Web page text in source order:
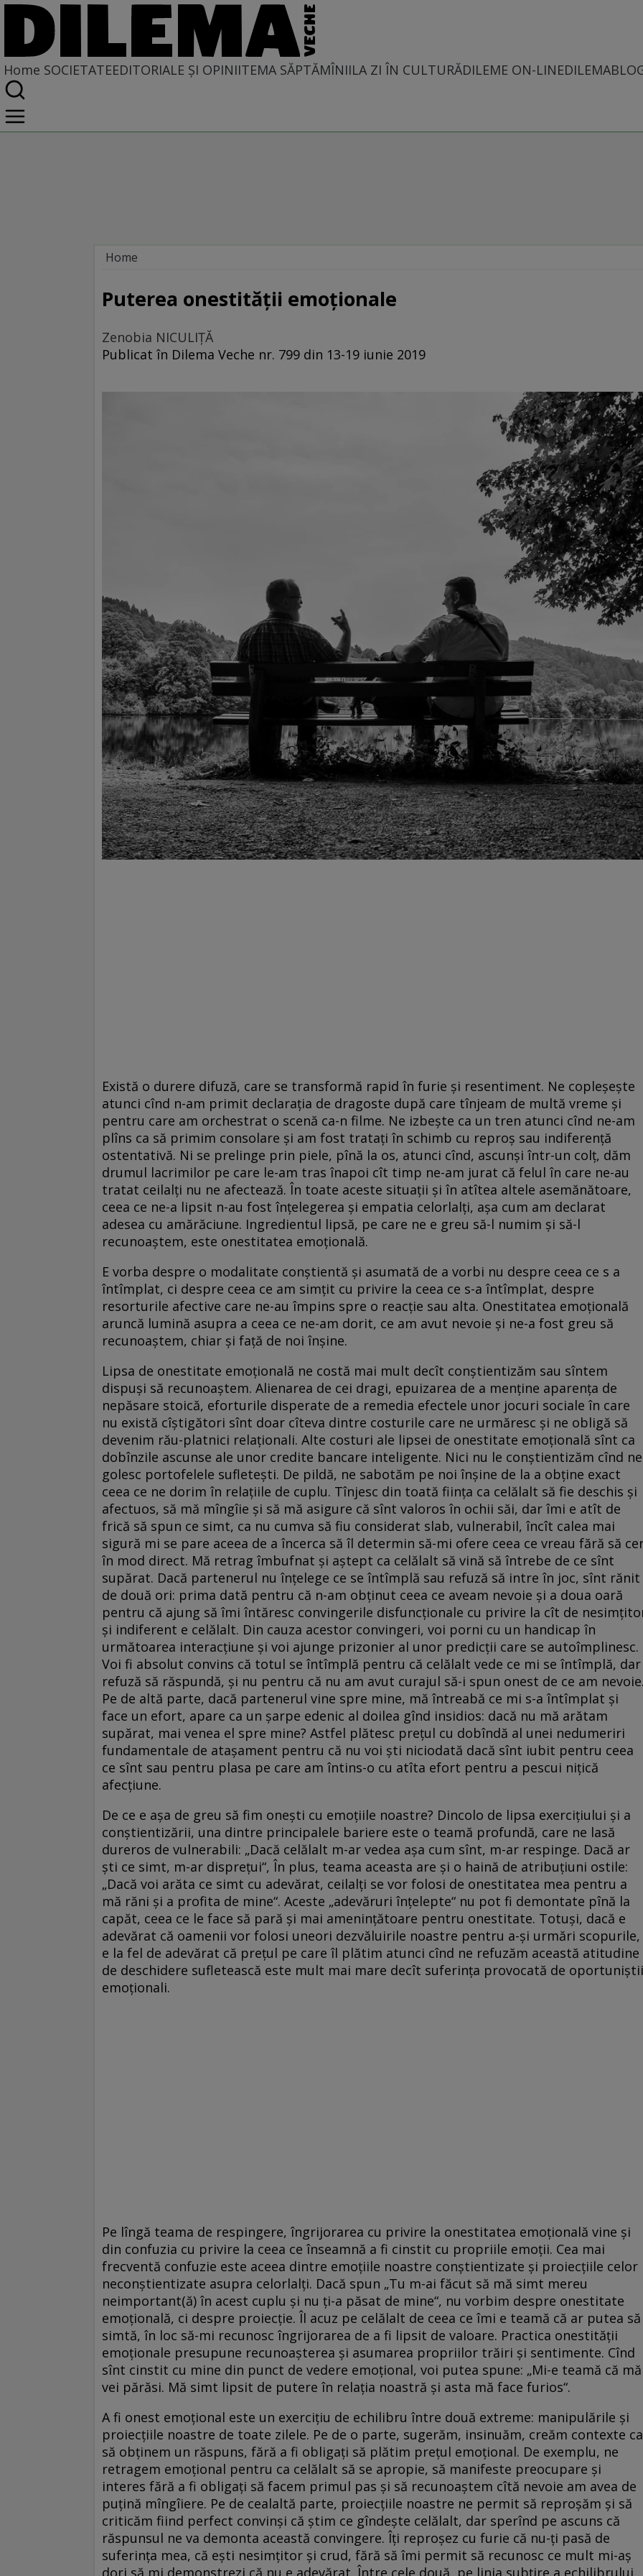
Home SOCIETATEEDITORIALE ȘI OPINIITEMA SĂPTĂMÎNIILA ZI ÎN CULTURĂDILEME ON-LINE
Home
Puterea onestității emoționale
Zenobia NICULIŢĂ
Publicat în Dilema Veche nr. 799 din 13-19 iunie 2019
Există o durere difuză, care se transformă rapid în furie și resentiment. Ne copleșește
atunci cînd n-am primit declarația de dragoste după care tînjeam de multă vreme și
pentru care am orchestrat o scenă ca-n filme. Ne izbește ca un tren atunci cînd ne-am
plîns ca să primim consolare și am fost tratați în schimb cu reproș sau indiferență
ostentativă. Ni se prelinge prin piele, pînă la os, atunci cînd, ascunși într-un colț, dăm
drumul lacrimilor pe care le-am tras înapoi cît timp ne-am jurat că felul în care ne-au
tratat ceilalți nu ne afectează. În toate aceste situații și în atîtea altele asemănătoare,
ceea ce ne-a lipsit n-au fost înțelegerea și empatia celorlalți, așa cum am declarat
adesea cu amărăciune. Ingredientul lipsă, pe care ne e greu să-l numim și să-l
recunoaștem, este onestitatea emoțională.
E vorba despre o modalitate conștientă și asumată de a vorbi nu despre ceea ce s a
întîmplat, ci despre ceea ce am simțit cu privire la ceea ce s-a întîmplat, despre
resorturile afective care ne-au împins spre o reacție sau alta. Onestitatea emoțională
aruncă lumină asupra a ceea ce ne-am dorit, ce am avut nevoie și ne-a fost greu să
recunoaștem, chiar și față de noi înșine.
Lipsa de onestitate emoțională ne costă mai mult decît conștientizăm sau sîntem
dispuși să recunoaștem. Alienarea de cei dragi, epuizarea de a menține aparența de
nepăsare stoică, eforturile disperate de a remedia efectele unor jocuri sociale în care
nu există cîștigători sînt doar cîteva dintre costurile care ne urmăresc și ne obligă să
devenim rău-platnici relaționali. Alte costuri ale lipsei de onestitate emoțională sînt ca
dobînzile ascunse ale unor credite bancare inteligente. Nici nu le conștientizăm cînd ne
golesc portofelele sufletești. De pildă, ne sabotăm pe noi înșine de la a obține exact
ceea ce ne dorim în relațiile de cuplu. Tînjesc din toată ființa ca celălalt să fie deschis și
afectuos, să mă mîngîie și să mă asigure că sînt valoros în ochii săi, dar îmi e atît de
frică să spun ce simt, ca nu cumva să fiu considerat slab, vulnerabil, încît calea mai
sigură mi se pare aceea de a încerca să îl determin să-mi ofere ceea ce vreau fără să
în mod direct. Mă retrag îmbufnat și aștept ca celălalt să vină să întrebe de ce sînt
supărat. Dacă partenerul nu înțelege ce se întîmplă sau refuză să intre în joc, sînt rănit
de două ori: prima dată pentru că n-am obținut ceea ce aveam nevoie și a doua oară
pentru că ajung să îmi întăresc convingerile disfuncționale cu privire la cît de
și indiferent e celălalt. Din cauza acestor convingeri, voi porni cu un handicap în
următoarea interacțiune și voi ajunge prizonier al unor predicții care se autoîmplinesc.
Voi fi absolut convins că totul se întîmplă pentru că celălalt vede ce mi se întîmplă, dar
refuză să răspundă, și nu pentru că nu am avut curajul să-i spun onest de ce am
Pe de altă parte, dacă partenerul vine spre mine, mă întreabă ce mi s-a întîmplat și
face un efort, apare ca un șarpe edenic al doilea gînd insidios: dacă nu mă arătam
supărat, mai venea el spre mine? Astfel plătesc prețul cu dobîndă al unei nedumeriri
fundamentale de atașament pentru că nu voi ști niciodată dacă sînt iubit pentru ceea
ce sînt sau pentru plasa pe care am întins-o cu atîta efort pentru a pescui nițică
afecțiune.
De ce e așa de greu să fim onești cu emoțiile noastre? Dincolo de lipsa exercițiului și a
conștientizării, una dintre principalele bariere este o teamă profundă, care ne lasă
dureros de vulnerabili: „Dacă celălalt m-ar vedea așa cum sînt, m-ar respinge. Dacă ar
ști ce simt, m-ar disprețui“, În plus, teama aceasta are și o haină de atribuțiuni ostile:
„Dacă voi arăta ce simt cu adevărat, ceilalți se vor folosi de onestitatea mea pentru a
mă răni și a profita de mine“. Aceste „adevăruri înțelepte“ nu pot fi demontate pînă la
capăt, ceea ce le face să pară și mai amenințătoare pentru onestitate. Totuși, dacă e
adevărat că oamenii vor folosi uneori dezvăluirile noastre pentru a-și urmări scopurile,
e la fel de adevărat că prețul pe care îl plătim atunci cînd ne refuzăm această atitudine
de deschidere sufletească este mult mai mare decît suferința provocată de oportuniștii
emoționali.
Pe lîngă teama de respingere, îngrijorarea cu privire la onestitatea emoțională vine și
din confuzia cu privire la ceea ce înseamnă a fi cinstit cu propriile emoții. Cea mai
frecventă confuzie este aceea dintre emoțiile noastre conștientizate și proiecțiile celor
neconștientizate asupra celorlalți. Dacă spun „Tu m-ai făcut să mă simt mereu
neimportant(ă) în acest cuplu și nu ți-a păsat de mine“, nu vorbim despre onestitate
emoțională, ci despre proiecție. Îl acuz pe celălalt de ceea ce îmi e teamă că ar putea să
simtă, în loc să-mi recunosc îngrijorarea de a fi lipsit de valoare. Practica onestității
emoționale presupune recunoașterea și asumarea propriilor trăiri și sentimente. Cînd
sînt cinstit cu mine din punct de vedere emoțional, voi putea spune: „Mi-e teamă că mă
vei părăsi. Mă simt lipsit de putere în relația noastră și asta mă face furios“.
A fi onest emoțional este un exercițiu de echilibru între două extreme: manipulările și
proiecțiile noastre de toate zilele. Pe de o parte, sugerăm, insinuăm, creăm contexte ca
să obținem un răspuns, fără a fi obligați să plătim prețul emoțional. De exemplu, ne
retragem emoțional pentru ca celălalt să se apropie, să manifeste preocupare și
interes fără a fi obligați să facem primul pas și să recunoaștem cîtă nevoie am avea de
puțină mîngîiere. Pe de cealaltă parte, proiecțiile noastre ne permit să reproșăm și să
criticăm fiind perfect convinși că știm ce gîndește celălalt, dar sperînd pe ascuns că
răspunsul ne va demonta această convingere. Îți reproșez cu furie că nu-ți pasă de
suferința mea, că ești nesimțitor și crud, fără să îmi permit să recunosc ce mult mi-aș